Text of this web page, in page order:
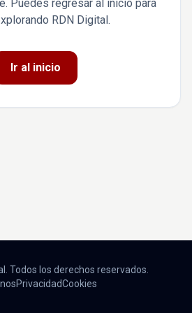
Puedes regresar al inicio para
RDN Digital.
Ir al inicio
Todos los derechos reservados.
PrivacidadCookies